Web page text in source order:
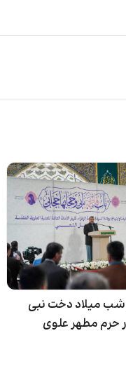
میلاد دخت نبی
حرم مطهر علوی